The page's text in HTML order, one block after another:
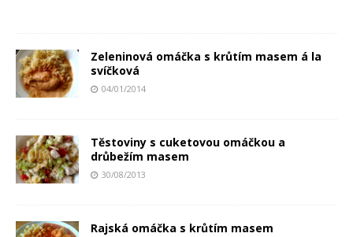
Zeleninová omáčka s krůtím masem á la
svíčková
04/01/2014
Těstoviny s cuketovou omáčkou a
drůbežím masem
30/08/2013
Rajská omáčka s krůtím masem